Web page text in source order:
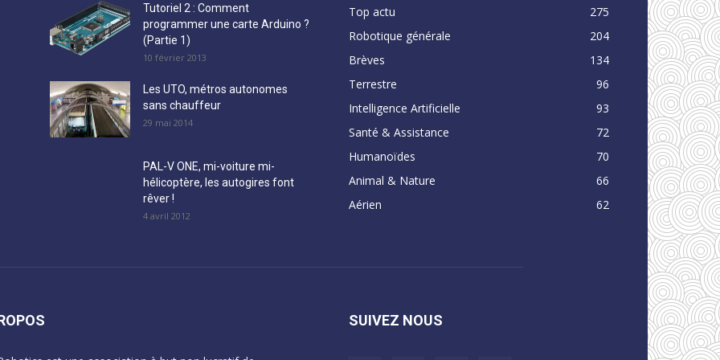
Tutoriel 2 : Comment
programmer une carte Arduino ?
(Partie 1)
10 février 2013
Les UTO, métros autonomes
sans chauffeur
29 mai 2014
PAL-V ONE, mi-voiture mi-
hélicoptère, les autogires font
rêver !
4 avril 2012
Top actu
275
Robotique générale
204
Brèves
134
Terrestre
96
Intelligence Artificielle
93
Santé & Assistance
72
Humanoïdes
70
Animal & Nature
66
Aérien
62
SUIVEZ NOUS